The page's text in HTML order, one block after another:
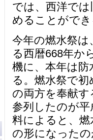
では、西洋で
めることがで
今年の燃水祭
る西暦668年か
機に、本年は
る。燃水祭で
の両方を奉献
参列したのが平
料によると、
の形になった